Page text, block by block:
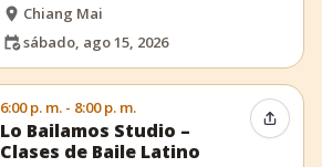
Chiang Mai
sábado, ago 15, 2026
6:00 p. m. - 8:00 p. m.
Lo Bailamos Studio –
Clases de Baile Latino